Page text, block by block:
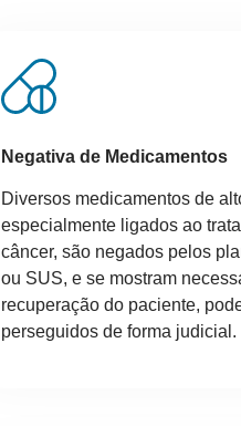
Negativa de Medicamentos
Diversos medicamentos de
especialmente ligados ao
câncer, são negados pelos
ou SUS, e se mostram
recuperação do paciente,
perseguidos de forma judicial.